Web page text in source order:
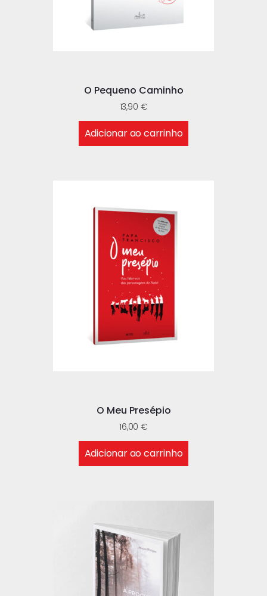
O Pequeno Caminho
13,90 €
Adicionar ao carrinho
O Meu Presépio
16,00 €
Adicionar ao carrinho